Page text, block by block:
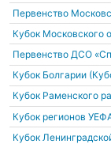
Первенство
Кубок Московского
Первенство ДСО
Кубок Болгарии
Кубок Раменского
Кубок регионов
Кубок